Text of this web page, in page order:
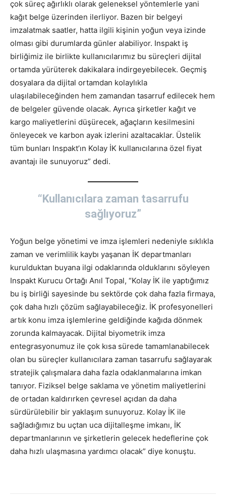
çok süreç ağırlıklı olarak geleneksel yöntemlerle yani
kağıt belge üzerinden ilerliyor. Bazen bir belgeyi
imzalatmak saatler, hatta ilgili kişinin yoğun veya izinde
olması gibi durumlarda günler alabiliyor. Inspakt iş
birliğimiz ile birlikte kullanıcılarımız bu süreçleri dijital
ortamda yürüterek dakikalara indirgeyebilecek. Geçmiş
dosyalara da dijital ortamdan kolaylıkla
ulaşılabileceğinden hem zamandan tasarruf edilecek hem
de belgeler güvende olacak. Ayrıca şirketler kağıt ve
kargo maliyetlerini düşürecek, ağaçların kesilmesini
önleyecek ve karbon ayak izlerini azaltacaklar. Üstelik
tüm bunları Inspakt’ın Kolay İK kullanıcılarına özel fiyat
avantajı ile sunuyoruz” dedi.
“Kullanıcılara zaman tasarrufu
sağlıyoruz”
Yoğun belge yönetimi ve imza işlemleri nedeniyle sıklıkla
zaman ve verimlilik kaybı yaşanan İK departmanları
kurulduktan buyana ilgi odaklarında olduklarını söyleyen
Inspakt Kurucu Ortağı Anıl Topal, “Kolay İK ile yaptığımız
bu iş birliği sayesinde bu sektörde çok daha fazla firmaya,
çok daha hızlı çözüm sağlayabileceğiz. İK profesyonelleri
artık konu imza işlemlerine geldiğinde kağıda dönmek
zorunda kalmayacak. Dijital biyometrik imza
entegrasyonumuz ile çok kısa sürede tamamlanabilecek
olan bu süreçler kullanıcılara zaman tasarrufu sağlayarak
stratejik çalışmalara daha fazla odaklanmalarına imkan
tanıyor. Fiziksel belge saklama ve yönetim maliyetlerini
de ortadan kaldırırken çevresel açıdan da daha
sürdürülebilir bir yaklaşım sunuyoruz. Kolay İK ile
sağladığımız bu uçtan uca dijitalleşme imkanı, İK
departmanlarının ve şirketlerin gelecek hedeflerine çok
daha hızlı ulaşmasına yardımcı olacak” diye konuştu.